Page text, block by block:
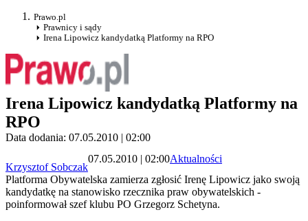
Prawo.pl
Prawnicy i sądy
Irena Lipowicz kandydatką Platformy na RPO
Irena Lipowicz kandydatką Platformy na
RPO
Data dodania: 07.05.2010 | 02:00
Krzysztof Sobczak
07.05.2010 | 02:00Aktualności
Platforma Obywatelska zamierza zgłosić Irenę Lipowicz jako swoją
kandydatkę na stanowisko rzecznika praw obywatelskich -
poinformował szef klubu PO Grzegorz Schetyna.